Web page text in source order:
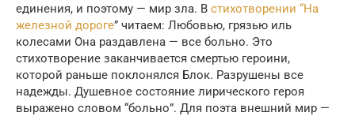
единения, и поэтому — мир зла. В стихотворении “На
железной дороге” читаем: Любовью, грязью иль
колесами Она раздавлена — все больно. Это
стихотворение заканчивается смертью героини,
которой раньше поклонялся Блок. Разрушены все
надежды. Душевное состояние лирического героя
выражено словом “больно”. Для поэта внешний мир —